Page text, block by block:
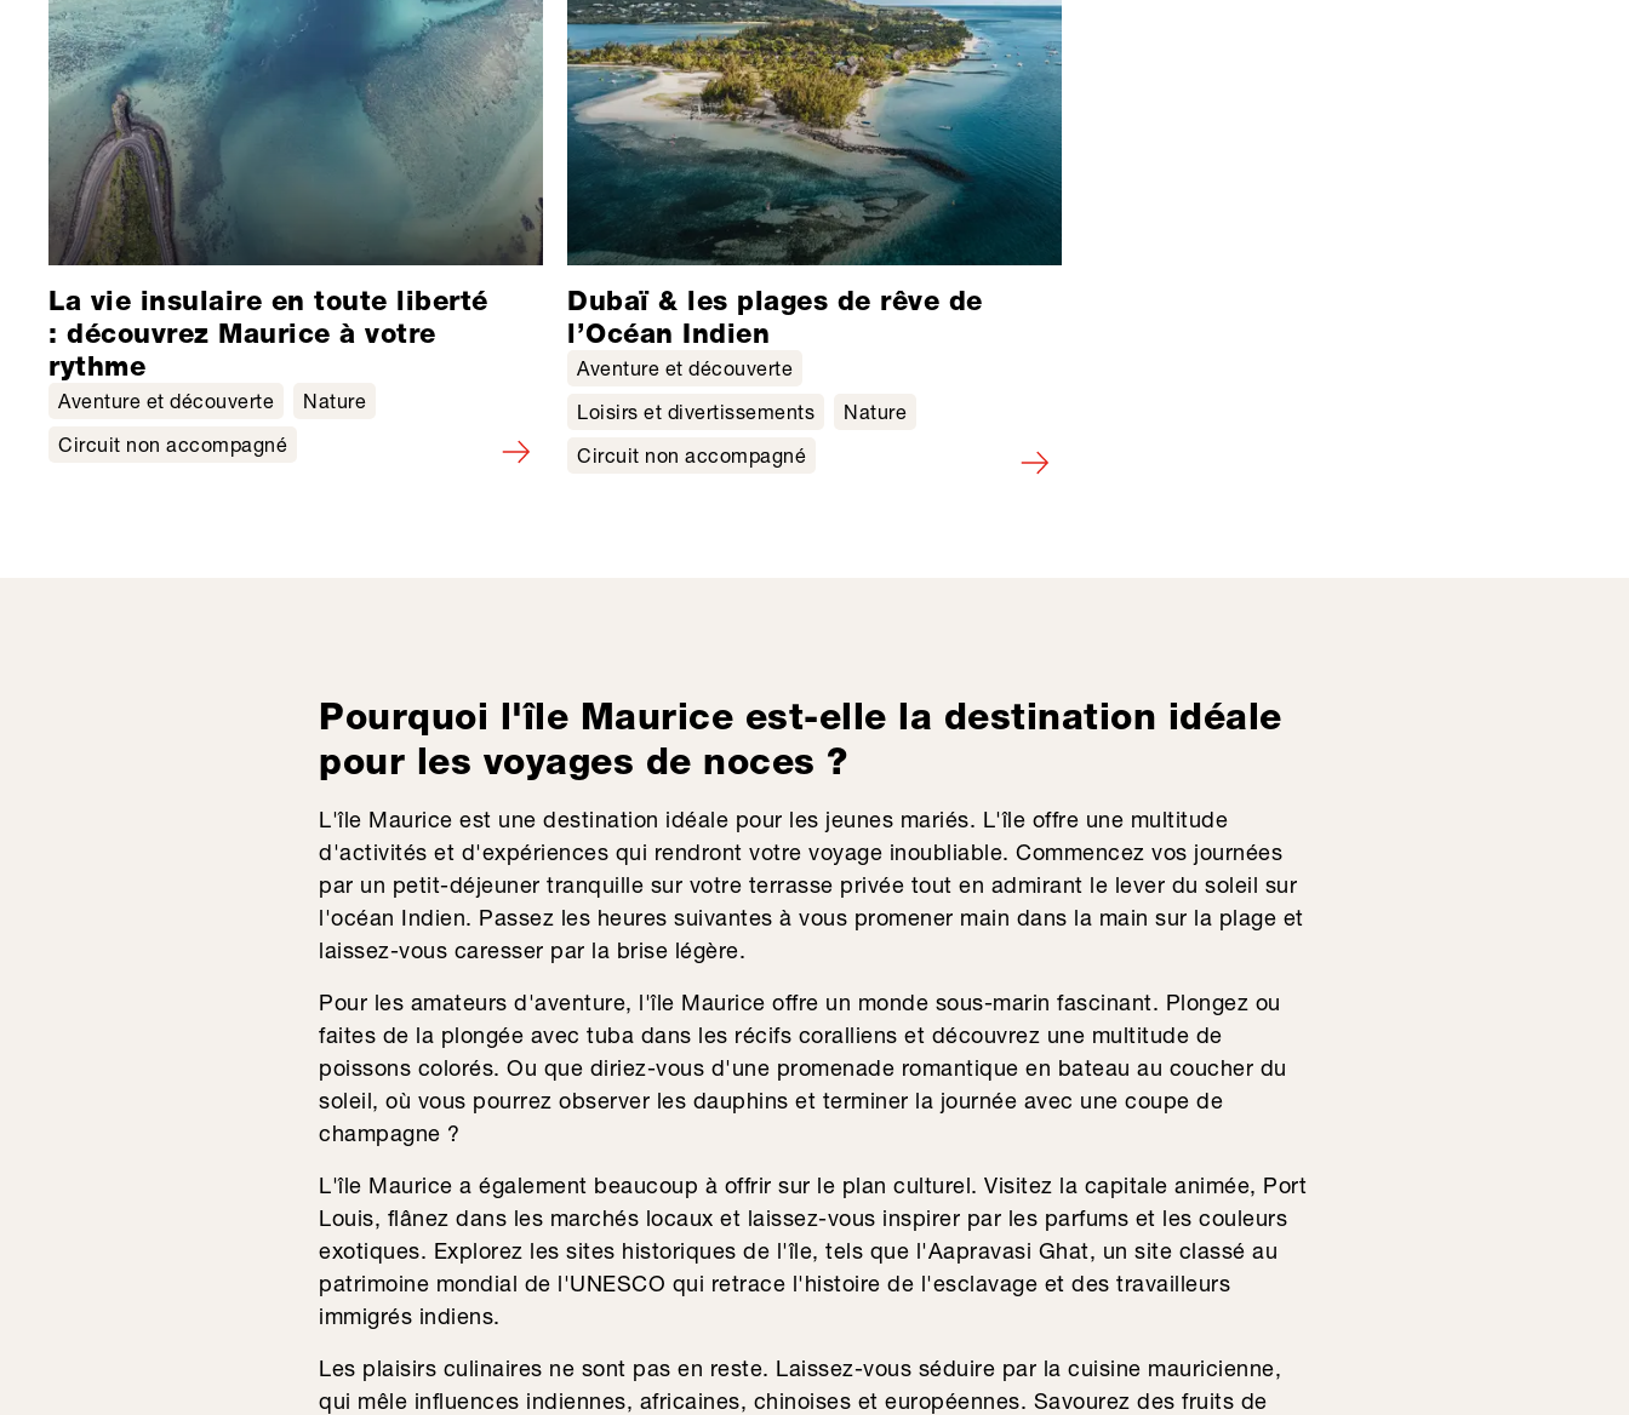
La vie insulaire en toute liberté
: découvrez Maurice à votre
rythme
Aventure et découverte
Nature
Circuit non accompagné
Dubaï & les plages de rêve de
l’Océan Indien
Aventure et découverte
Loisirs et divertissements
Nature
Circuit non accompagné
Pourquoi l'île Maurice est-elle la destination idéale
pour les voyages de noces ?
L'île Maurice est une destination idéale pour les jeunes mariés. L'île offre une multitude
d'activités et d'expériences qui rendront votre voyage inoubliable. Commencez vos journées
par un petit-déjeuner tranquille sur votre terrasse privée tout en admirant le lever du soleil sur
l'océan Indien. Passez les heures suivantes à vous promener main dans la main sur la plage et
laissez-vous caresser par la brise légère.
Pour les amateurs d'aventure, l'île Maurice offre un monde sous-marin fascinant. Plongez ou
faites de la plongée avec tuba dans les récifs coralliens et découvrez une multitude de
poissons colorés. Ou que diriez-vous d'une promenade romantique en bateau au coucher du
soleil, où vous pourrez observer les dauphins et terminer la journée avec une coupe de
champagne ?
L'île Maurice a également beaucoup à offrir sur le plan culturel. Visitez la capitale animée, Port
Louis, flânez dans les marchés locaux et laissez-vous inspirer par les parfums et les couleurs
exotiques. Explorez les sites historiques de l'île, tels que l'Aapravasi Ghat, un site classé au
patrimoine mondial de l'UNESCO qui retrace l'histoire de l'esclavage et des travailleurs
immigrés indiens.
Les plaisirs culinaires ne sont pas en reste. Laissez-vous séduire par la cuisine mauricienne,
qui mêle influences indiennes, africaines, chinoises et européennes. Savourez des fruits de